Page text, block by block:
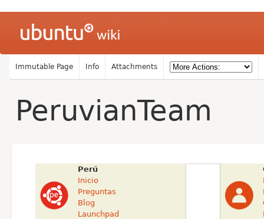
Immutable Page Info Attachments
PeruvianTeam
Perú
Inicio
Preguntas
Blog
Launchpad